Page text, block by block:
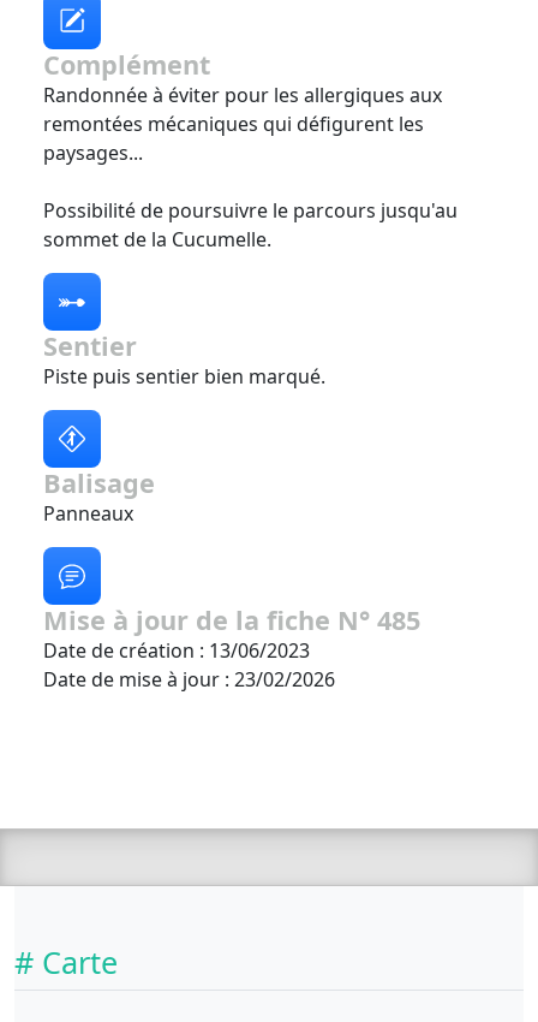
Complément
Randonnée à éviter pour les allergiques aux
remontées mécaniques qui défigurent les
paysages...
Possibilité de poursuivre le parcours jusqu'au
sommet de la Cucumelle.
Sentier
Piste puis sentier bien marqué.
Balisage
Panneaux
Mise à jour de la fiche N° 485
Date de création : 13/06/2023
Date de mise à jour : 23/02/2026
# Carte